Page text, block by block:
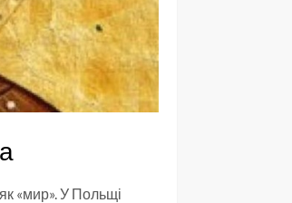
«мир». У Польщі